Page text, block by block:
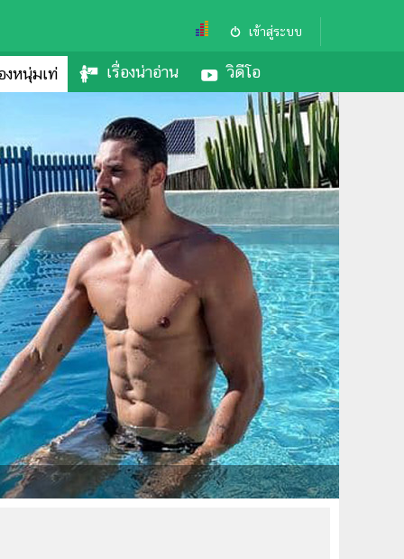
เข้าสู่ระบบ
งหนุ่มเท่ เรื่องน่าอ่าน วิดีโอ